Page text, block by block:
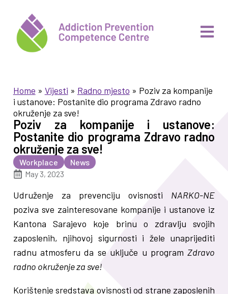
Home » Vijesti » Radno mjesto » Poziv za kompanije
i ustanove: Postanite dio programa Zdravo radno
okruženje za sve!
Poziv za kompanije i ustanove:
Postanite dio programa Zdravo radno
okruženje za sve!
Workplace
News
May 3, 2023
Udruženje za prevenciju ovisnosti NARKO-NE
poziva sve zainteresovane kompanije i ustanove iz
Kantona Sarajevo koje brinu o zdravlju svojih
zaposlenih, njihovoj sigurnosti i žele unaprijediti
radnu atmosferu da se uključe u programZdravo
radno okruženje za sve!
Korištenje sredstava ovisnosti od strane zaposlenih